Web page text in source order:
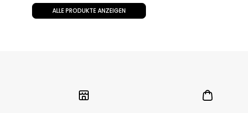
ALLE PRODUKTE ANZEIGEN